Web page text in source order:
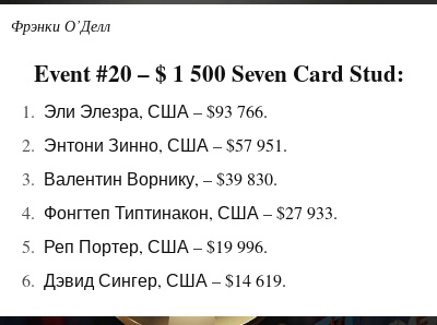
Фрэнки О’Делл
Event #20 – $ 1 500 Seven Card Stud:
Эли Элезра, США – $93 766.
Энтони Зинно, США – $57 951.
Валентин Ворнику, – $39 830.
Фонгтеп Типтинакон, США – $27 933.
Реп Портер, США – $19 996.
Дэвид Сингер, США – $14 619.